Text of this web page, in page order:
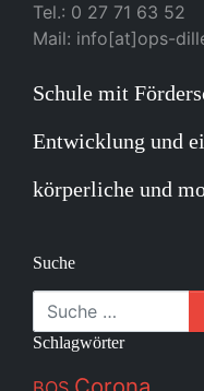
Tel.: 0 27 71 63 52
Mail: info[at]ops-
Schule mit
Entwicklung und
körperliche und
Suche
Suche
Schlagwörter